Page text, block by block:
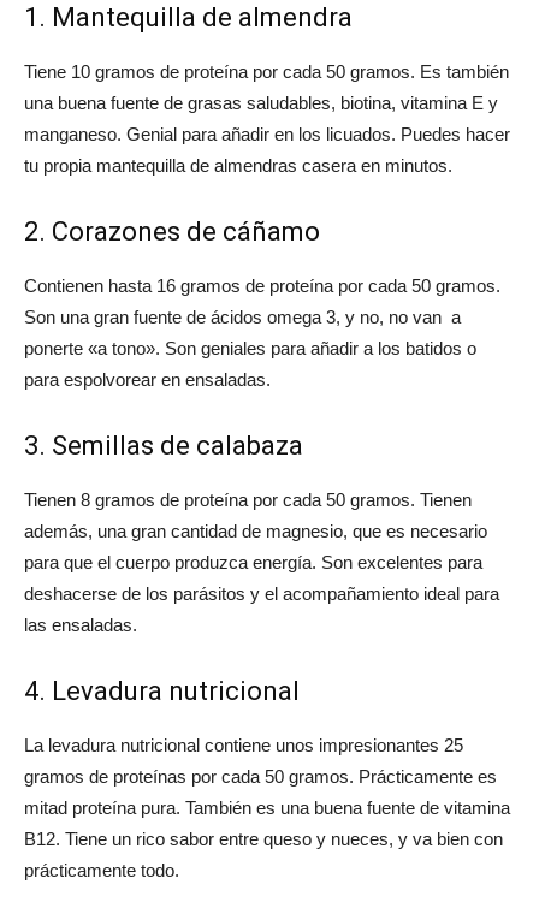
1. Mantequilla de almendra
Tiene 10 gramos de proteína por cada 50 gramos. Es también
una buena fuente de grasas saludables, biotina, vitamina E y
manganeso. Genial para añadir en los licuados. Puedes hacer
tu propia mantequilla de almendras casera en minutos.
2. Corazones de cáñamo
Contienen hasta 16 gramos de proteína por cada 50 gramos.
Son una gran fuente de ácidos omega 3, y no, no van a
ponerte «a tono». Son geniales para añadir a los batidos o
para espolvorear en ensaladas.
3. Semillas de calabaza
Tienen 8 gramos de proteína por cada 50 gramos. Tienen
además, una gran cantidad de magnesio, que es necesario
para que el cuerpo produzca energía. Son excelentes para
deshacerse de los parásitos y el acompañamiento ideal para
las ensaladas.
4. Levadura nutricional
La levadura nutricional contiene unos impresionantes 25
gramos de proteínas por cada 50 gramos. Prácticamente es
mitad proteína pura. También es una buena fuente de vitamina
B12. Tiene un rico sabor entre queso y nueces, y va bien con
prácticamente todo.